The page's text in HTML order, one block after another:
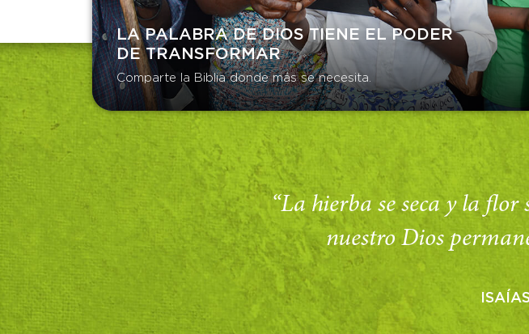
LA PALABRA DE DIOS TIENE EL PODER
DE TRANSFORMAR​
Comparte la Biblia donde más se necesita.
“La hierba se seca y la
nuestro Dios